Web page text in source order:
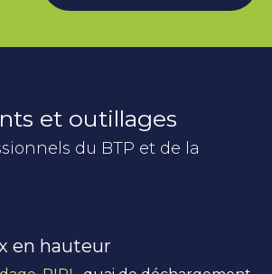
et outillages
du BTP et de la
en hauteur